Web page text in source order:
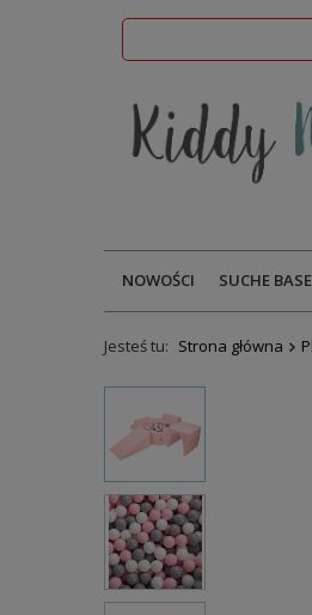
NOWOŚCI SUCHE
Jesteś tu: Strona główna